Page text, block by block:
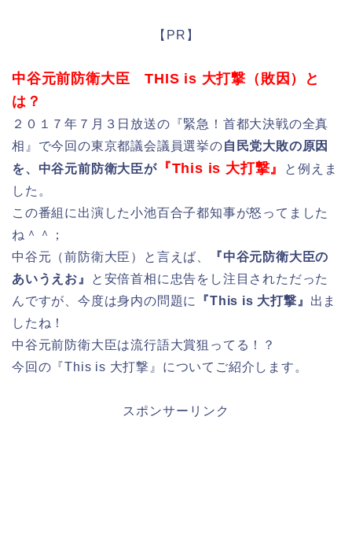
【PR】
中谷元前防衛大臣 THIS is 大打撃（敗因）と
は？
２０１７年７月３日放送の『緊急！首都大決戦の全真
相』で今回の東京都議会議員選挙の自民党大敗の原因
を、中谷元前防衛大臣が『This is 大打撃』
と例えま
した。
この番組に出演した小池百合子都知事が怒ってました
ね＾＾；
中谷元（前防衛大臣）と言えば、
『中谷元防衛大臣の
あいうえお』
と安倍首相に忠告をし注目されただった
んですが、今度は身内の問題に
『This is 大打撃』 出ま
したね！
中谷元前防衛大臣は流行語大賞狙ってる！？
今回の『This is 大打撃』についてご紹介します。
スポンサーリンク